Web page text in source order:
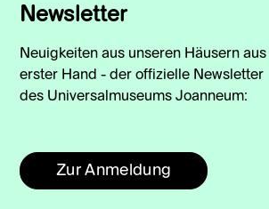
Newsletter
Neuigkeiten aus unseren Häusern aus
erster Hand - der offizielle Newsletter
des Universalmuseums Joanneum:
Zur Anmeldung